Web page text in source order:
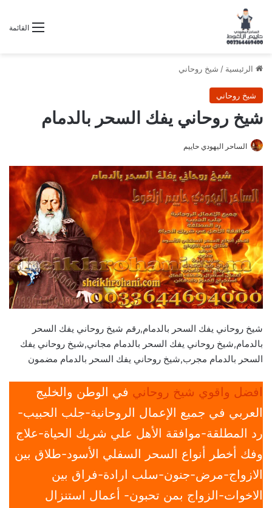
القائمة
الرئيسية / شيخ روحاني
شيخ روحاني
شيخ روحاني يفك السحر بالدمام
الساحر اليهودي حاييم
شيخ روحاني يفك السحر بالدمام,رقم شيخ روحاني يفك السحر
بالدمام,شيخ روحاني يفك السحر بالدمام مجاني,شيخ روحاني يفك
السحر بالدمام مجرب,شيخ روحاني يفك السحر بالدمام مضمون
افضل واقوي شيخ روحاني في الوطن والخليج
العربي في جميع الإعمال الروحانية-جلب الحبيب-
رد المطلقة-موافقة الأهل علي شريك الحياة-علاج
وفك أخطر أنواع السحر السفلي الأسود-طلاق بين
الازواج-مرض-جنون-سلب ارادة-فراق بين
الاخوات-الزواج بمن تحبون- أعمال استنزال